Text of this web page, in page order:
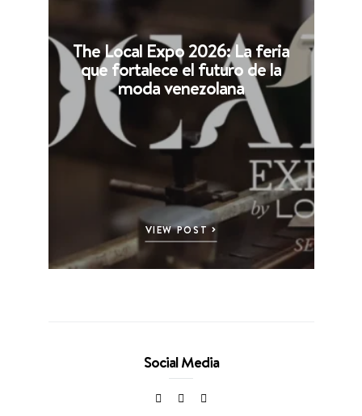
The Local Expo 2026: La feria
que fortalece el futuro de la
moda venezolana
VIEW POST
Social Media